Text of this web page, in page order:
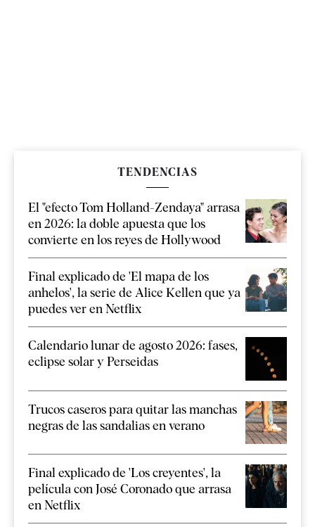
TENDENCIAS
El "efecto Tom Holland-Zendaya" arrasa
en 2026: la doble apuesta que los
convierte en los reyes de Hollywood
Final explicado de 'El mapa de los
anhelos', la serie de Alice Kellen que ya
puedes ver en Netflix
Calendario lunar de agosto 2026: fases,
eclipse solar y Perseidas
Trucos caseros para quitar las manchas
negras de las sandalias en verano
Final explicado de 'Los creyentes', la
película con José Coronado que arrasa
en Netflix